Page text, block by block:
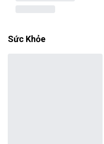
Sức Khỏe